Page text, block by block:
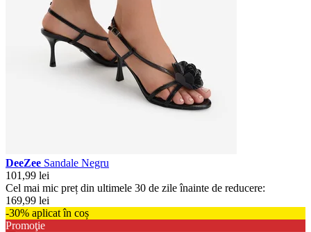
DeeZee Sandale Negru
101,99 lei
Cel mai mic preț din ultimele 30 de zile înainte de reducere:
169,99 lei
-30% aplicat în coș
Promoţie